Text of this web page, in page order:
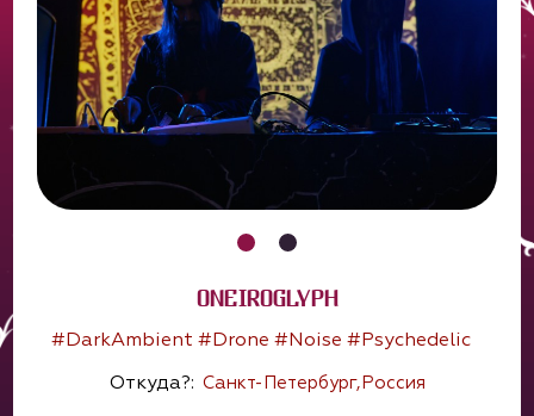
ONEIROGLYPH
#DarkAmbient #Drone #Noise #Psychedelic
Откуда?: Санкт-Петербург,Россия